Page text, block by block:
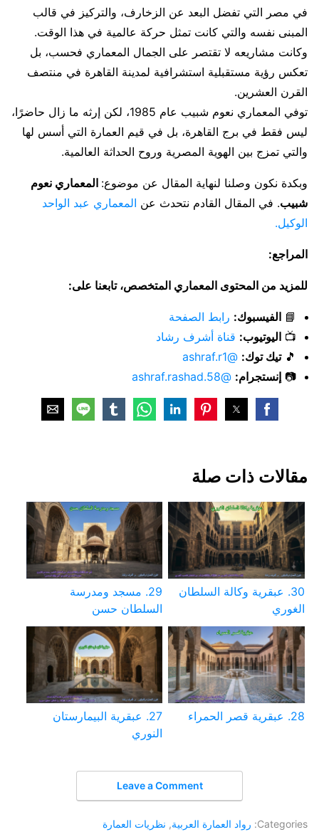
في مصر التي تفضل البعد عن الزخارف، والتركيز في قالب
المبنى نفسه والتي كانت تمثل حركة عالمية في هذا الوقت.
وكانت مشاريعه لا تقتصر على الجمال المعماري فحسب، بل
تعكس رؤية مستقبلية استشرافية لمدينة القاهرة في منتصف
القرن العشرين.
توفي المعماري نعوم شبيب عام 1985، لكن إرثه ما زال حاضرًا،
ليس فقط في برج القاهرة، بل في قيم العمارة التي أسس لها
والتي تمزج بين الهوية المصرية وروح الحداثة العالمية.
وبكدة نكون وصلنا لنهاية المقال عن موضوع: المعماري نعوم
شبيب. في المقال القادم نتحدث عن المعماري عبد الواحد
الوكيل.
المراجع:
للمزيد من المحتوى المعماري المتخصص، تابعنا على:
📘 الفيسبوك: رابط الصفحة
📺 اليوتيوب: قناة أشرف رشاد
🎵تيك توك: @ashraf.r1
📷 إنستجرام: @ashraf.rashad.58
مقالات ذات صلة
30. عبقرية وكالة السلطان
الغوري
29. مسجد ومدرسة
السلطان حسن
28. عبقرية قصر الحمراء
27. عبقرية البيمارستان
النوري
Leave a Comment
Categories: رواد العمارة العربية, نظريات العمارة